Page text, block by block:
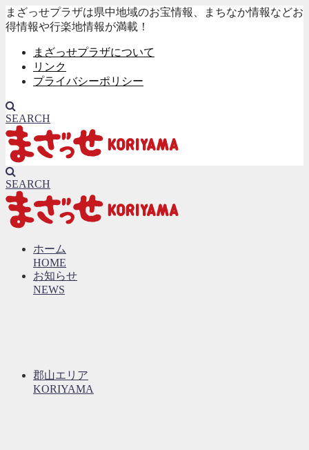
まざっせプラザは県中地域のお宝情報、まちなか情報などお
得情報や行楽地情報が満載！
まざっせプラザについて
リンク
プライバシーポリシー
SEARCH
SEARCH
ホーム
HOME
お知らせ
NEWS
郡山エリア
KORIYAMA